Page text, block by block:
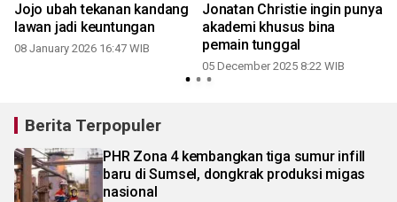
Jojo ubah tekanan kandang
lawan jadi keuntungan
08 January 2026 16:47 WIB
Jonatan Christie ingin punya
akademi khusus bina
pemain tunggal
05 December 2025 8:22 WIB
Berita Terpopuler
PHR Zona 4 kembangkan tiga sumur infill
baru di Sumsel, dongkrak produksi migas
nasional